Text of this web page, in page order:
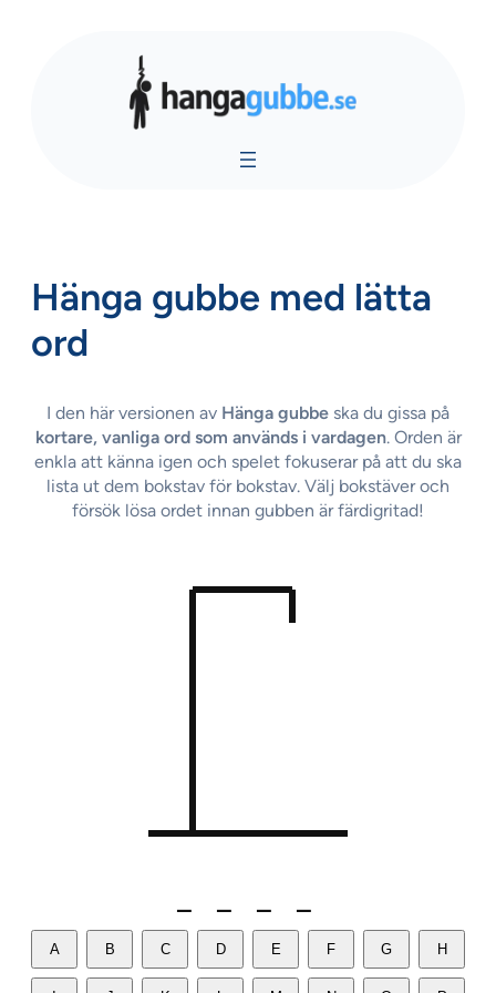
Hänga gubbe med lätta
ord
I den här versionen av Hänga gubbe ska du gissa på
kortare, vanliga ord som används i vardagen. Orden är
enkla att känna igen och spelet fokuserar på att du ska
lista ut dem bokstav för bokstav. Välj bokstäver och
försök lösa ordet innan gubben är färdigritad!
A B C D E F G H